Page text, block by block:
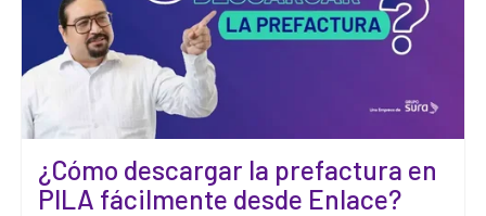
¿Cómo descargar la prefactura en
PILA fácilmente desde Enlace?